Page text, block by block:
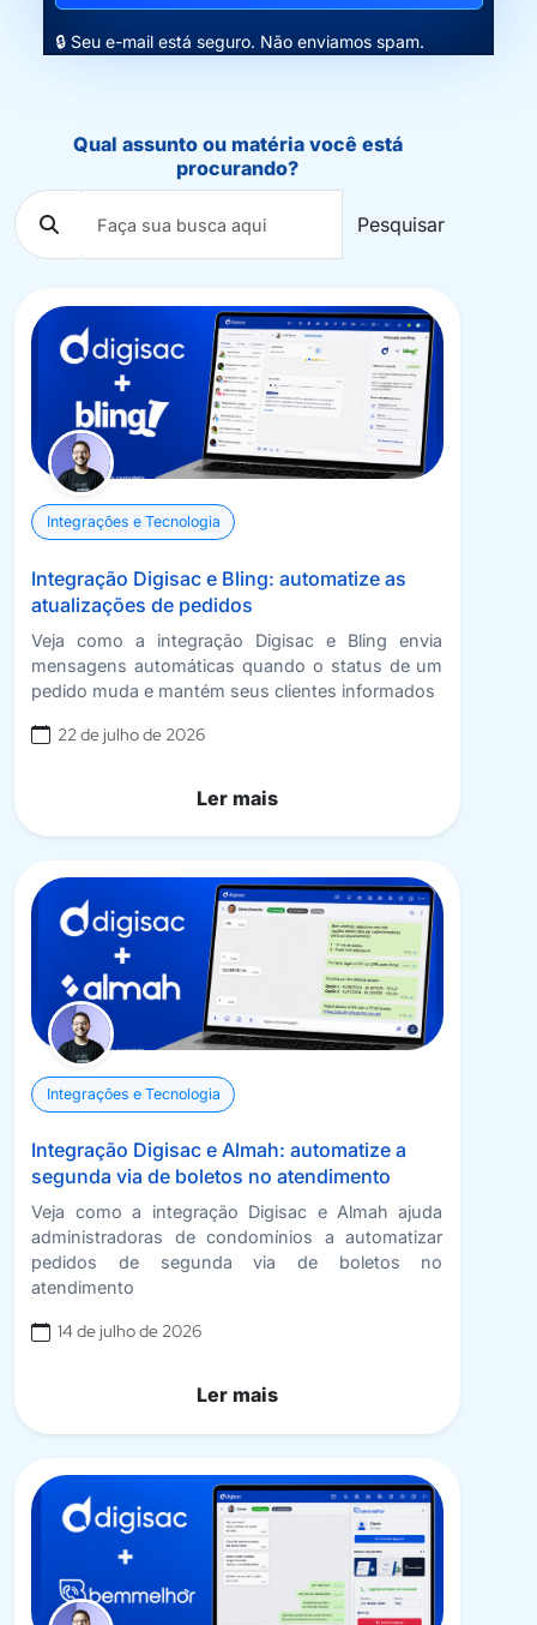
Qual assunto ou matéria você está
procurando?
Pesquisar
Integrações e Tecnologia
Integração Digisac e Bling: automatize as
atualizações de pedidos
Veja como a integração Digisac e Bling envia
mensagens automáticas quando o status de um
pedido muda e mantém seus clientes informados
22 de julho de 2026
Ler mais
Integrações e Tecnologia
Integração Digisac e Almah: automatize a
segunda via de boletos no atendimento
Veja como a integração Digisac e Almah ajuda
administradoras de condomínios a automatizar
pedidos de segunda via de boletos no
atendimento
14 de julho de 2026
Ler mais
🔒 Seu e-mail está seguro. Não enviamos spam.